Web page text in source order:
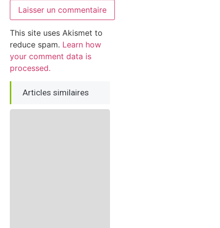
This site uses Akismet to
reduce spam. Learn how
your comment data is
processed.
Articles similaires